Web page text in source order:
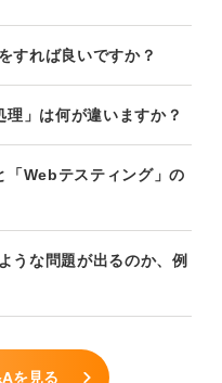
すれば良いですか？
」は何が違いますか？
「Webテスティング」の
うな問題が出るのか、例
を見る